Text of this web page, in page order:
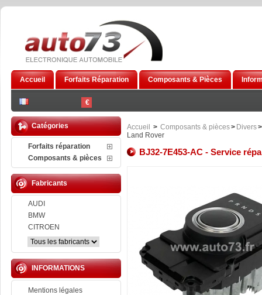
€
Accueil Forfaits Réparation Composants & Pièces
Catégories
Forfaits réparation
Composants & pièces
Fabricants
AUDI
BMW
CITROEN
INFORMATIONS
Mentions légales
Accueil > Composants & pièces> Divers>
Land Rover
BJ32-7E453-AC - Service